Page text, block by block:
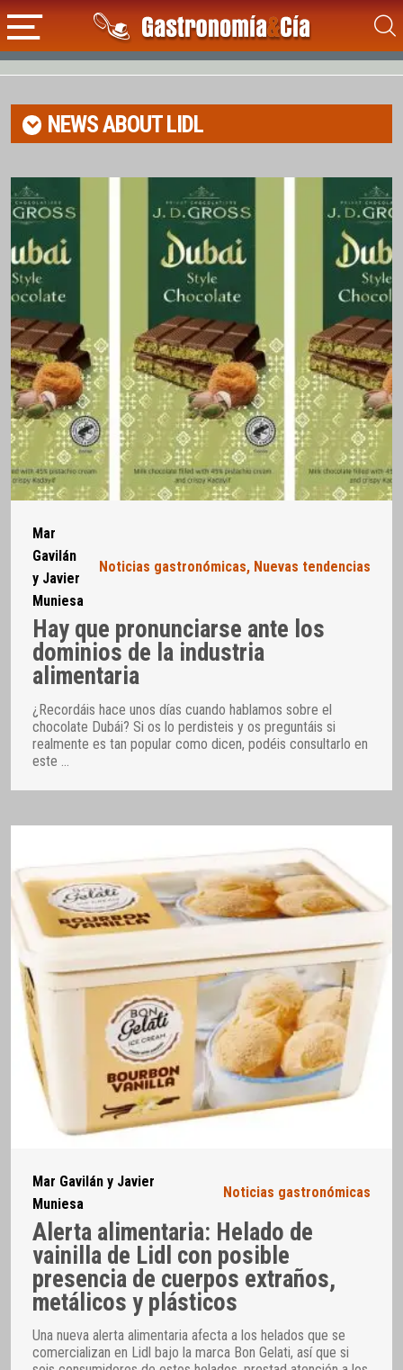
NEWS ABOUTLIDL
Mar
Gavilán
y Javier
Muniesa
Noticias gastronómicas, Nuevas tendencias
Hay que pronunciarse ante los
dominios de la industria
alimentaria
¿Recordáis hace unos días cuando hablamos sobre el
chocolate Dubái? Si os lo perdisteis y os preguntáis si
realmente es tan popular como dicen, podéis consultarlo en
este
Mar Gavilán y Javier
Muniesa
Noticias gastronómicas
Alerta alimentaria: Helado de
vainilla de Lidl con posible
presencia de cuerpos extraños,
metálicos y plásticos
Una nueva alerta alimentaria afecta a los helados que se
comercializan en Lidl bajo la marca Bon Gelati, así que si